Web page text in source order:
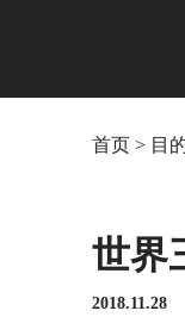
首页 > 目
世界
2018.11.28